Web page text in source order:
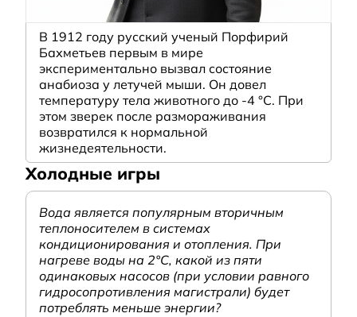
В 1912 году русский ученый Порфирий
Бахметьев первым в мире
экспериментально вызвал состояние
анабиоза у летучей мыши. Он довел
температуру тела животного до -4 °C. При
этом зверек после размораживания
возвратился к нормальной
жизнедеятельности.
Холодные игры
Вода является популярным вторичным
теплоносителем в системах
кондиционирования и отопления. При
нагреве воды на 2°С, какой из пяти
одинаковых насосов (при условии равного
гидросопротивления магистрали) будет
потреблять меньше энергии?